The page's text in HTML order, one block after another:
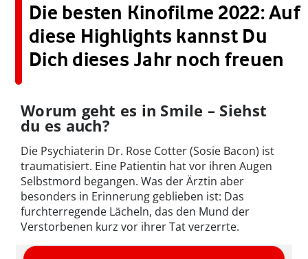
Die besten Kinofilme 2022: Auf
diese Highlights kannst Du
Dich dieses Jahr noch freuen
Worum geht es in Smile – Siehst
du es auch?
Die Psychiaterin Dr. Rose Cotter (Sosie Bacon) ist
traumatisiert. Eine Patientin hat vor ihren Augen
Selbstmord begangen. Was der Ärztin aber
besonders in Erinnerung geblieben ist: Das
furchterregende Lächeln, das den Mund der
Verstorbenen kurz vor ihrer Tat verzerrte.